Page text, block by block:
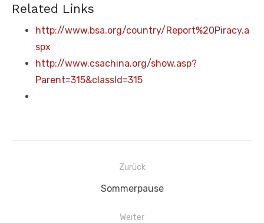
Related Links
http://www.bsa.org/country/Report%20Piracy.a
spx
http://www.csachina.org/show.asp?
Parent=315&classId=315
Beitragsnavigation
Zurück
Vorheriger
Sommerpause
Weiter